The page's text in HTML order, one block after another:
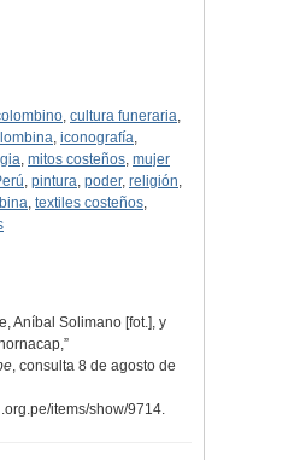
, cultura funeraria,
, iconografía,
, mitos costeños, mujer
, pintura, poder, religión,
, textiles costeños,
Aníbal Solimano [fot.], y
, consulta 8 de agosto de
items/show/9714.